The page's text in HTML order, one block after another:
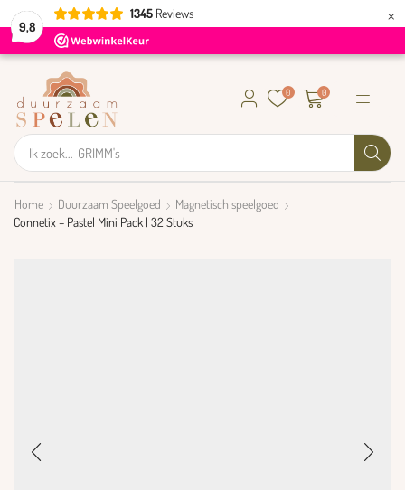
9,8
1345 Reviews ×
Ik zoek... GRIMM's
0 0
Home Duurzaam Speelgoed
Magnetisch speelgoed
Connetix – Pastel Mini Pack | 32 Stuks